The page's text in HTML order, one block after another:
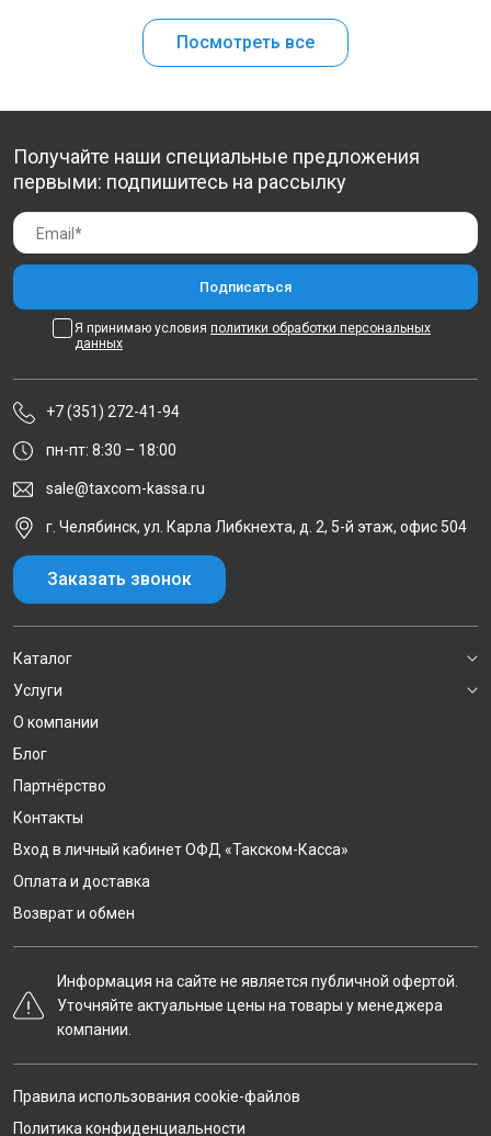
Посмотреть все
Получайте наши специальные предложения
первыми: подпишитесь на рассылку
Я принимаю условия политики обработки персональных
данных
+7 (351) 272-41-94
пн-пт: 8:30 – 18:00
sale@taxcom-kassa.ru
г. Челябинск, ул. Карла Либкнехта, д. 2, 5-й этаж, офис 504
Заказать звонок
Каталог
Услуги
О компании
Блог
Партнёрство
Контакты
Вход в личный кабинет ОФД «Такском-Касса»
Оплата и доставка
Возврат и обмен
Информация на сайте не является публичной офертой.
Уточняйте актуальные цены на товары у менеджера
компании.
Правила использования cookie-файлов
Политика конфиденциальности